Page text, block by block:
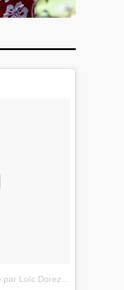
Une publication partagée par Loïc Dorez (@loicdorez)